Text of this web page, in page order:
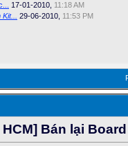
17-01-2010, 11:18 AM
29-06-2010, 11:53 PM
HCM] Bán lại